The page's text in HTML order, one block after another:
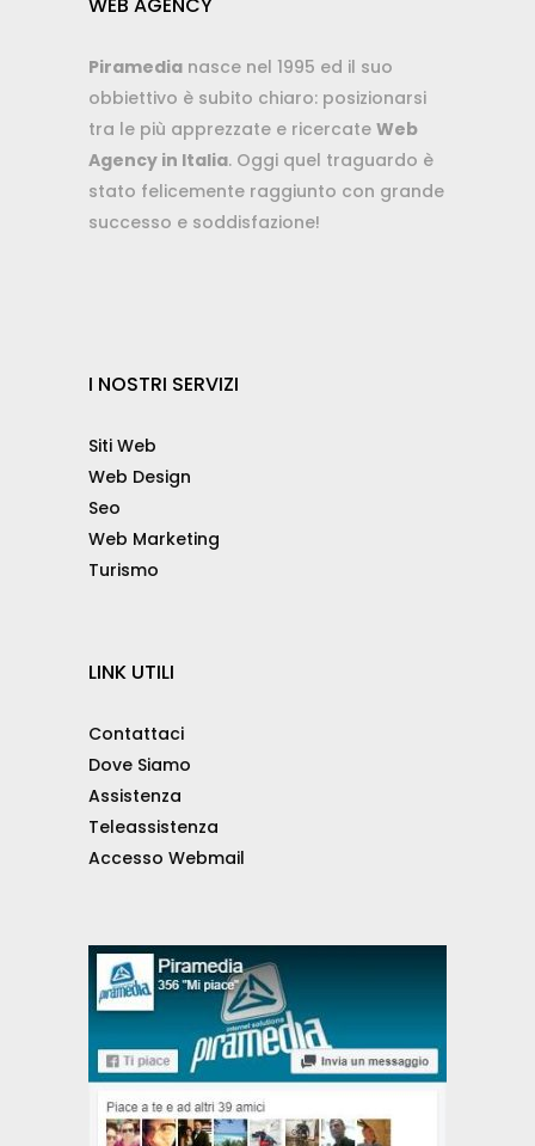
Piramedia nasce nel 1995 ed il suo
obbiettivo è subito chiaro: posizionarsi
tra le più apprezzate e ricercate Web
Agency in Italia. Oggi quel traguardo è
stato felicemente raggiunto con grande
successo e soddisfazione!
I NOSTRI SERVIZI
Siti Web
Web Design
Seo
Web Marketing
Turismo
LINK UTILI
Contattaci
Dove Siamo
Assistenza
Teleassistenza
Accesso Webmail